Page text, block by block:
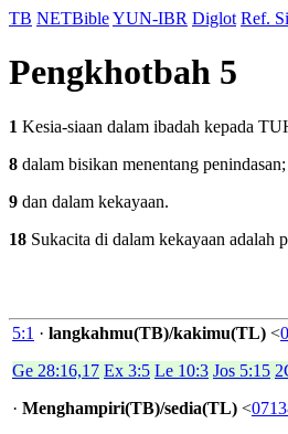
TB NETBibleYUN-IBR Diglot Ref.
Pengkhotbah 5
1 Kesia-siaan dalam ibadah kepada
8 dalam bisikan menentang penindasan;
9 dan dalam kekayaan.
18 Sukacita di dalam kekayaan adalah
5:1 · langkahmu(TB)/kakimu(TL) <
Ge 28:16,17 Ex 3:5 Le 10:3 Jos 5:15
· Menghampiri(TB)/sedia(TL) <